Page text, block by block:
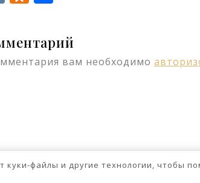
вам необходимо
куки-файлы и другие технологии, чтобы